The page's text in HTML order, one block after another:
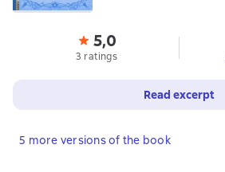
5,0
3 ratings
Read excerpt
5 more versions of the book